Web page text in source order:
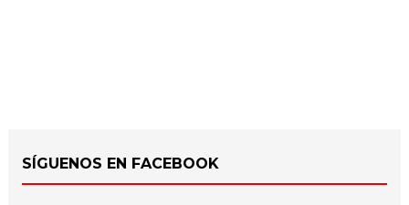
SÍGUENOS EN FACEBOOK